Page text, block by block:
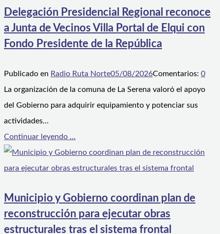
Delegación Presidencial Regional reconoce
a Junta de Vecinos Villa Portal de Elqui con
Fondo Presidente de la República
Publicado en Radio Ruta Norte05/08/2026Comentarios: 0
La organización de la comuna de La Serena valoró el apoyo
del Gobierno para adquirir equipamiento y potenciar sus
actividades…
Continuar leyendo ...
Municipio y Gobierno coordinan plan de
reconstrucción para ejecutar obras
estructurales tras el sistema frontal